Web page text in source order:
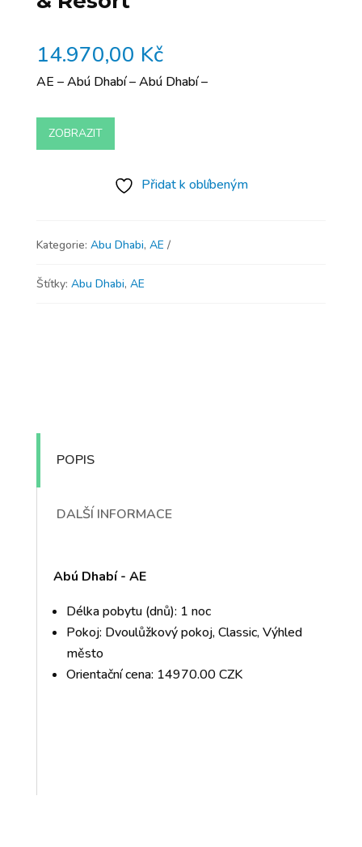
14.970,00 Kč
AE – Abú Dhabí – Abú Dhabí –
ZOBRAZIT
Přidat k oblíbeným
Kategorie: Abu Dhabi, AE
Štítky: Abu Dhabi, AE
POPIS
DALŠÍ INFORMACE
Abú Dhabí - AE
Délka pobytu (dnů): 1 noc
Pokoj: Dvoulůžkový pokoj, Classic, Výhled
město
Orientační cena: 14970.00 CZK